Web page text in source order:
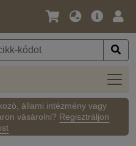
Nyelv
Pénznem
Fő
állami intézmény vagy
vásárolni? Regisztráljon